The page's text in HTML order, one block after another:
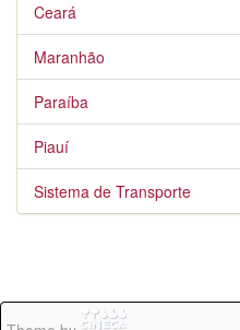
Ceará
Maranhão
Paraíba
Piauí
Sistema de Transporte